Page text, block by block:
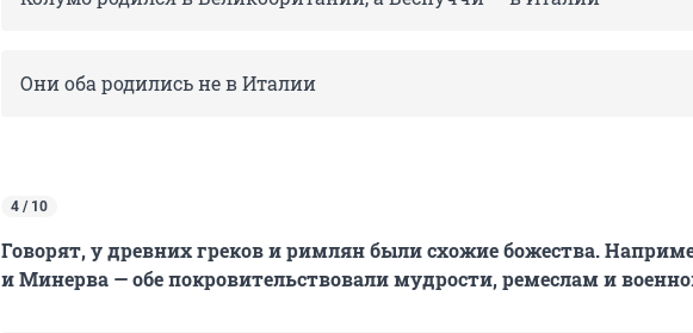
Они оба родились не в Италии
4 / 10
Говорят, у древних греков и римлян были схожие божества.
и Минерва — обе покровительствовали мудрости, ремеслам и